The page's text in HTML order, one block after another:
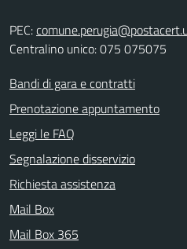
PEC:
Centralino unico: 075 075075
Bandi di gara e contratti
Prenotazione appuntamento
Leggi le FAQ
Segnalazione disservizio
Richiesta assistenza
Mail Box
Mail Box 365